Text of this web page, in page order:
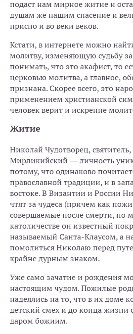
подаст нам мирное житие и
душам же нашим спасение и
присно и во веки веков.
Кстати, в интернете можно
молитву, изменяющую судьбу
понимать, что это акафист, то
церковью молитва, а главное,
признана. Скорее всего, это
применением христианской
человек верит и искренне
Житие
Николай Чудотворец,
Мирликийский — личность
потому, что одинаково
православной традиции, и в
востоке. В Византии и России
чтят за чудеса (причем как
совершаемые после смерти, по
католичестве он известный
называемый Санта-Клаусом, а
помолиться Николаю перед
крайне дурным знаком.
Уже само зачатие и рождения
настоящим чудом. Пожилые
надеялись на то, что в их доме
детский смех и до конца жизни
даром божиим.